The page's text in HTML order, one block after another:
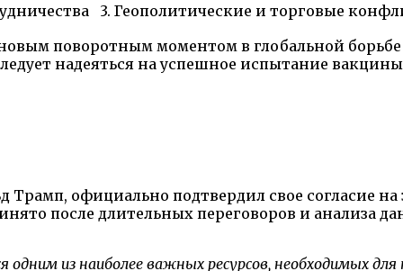
3. Геополитические и торговые
поворотным моментом в глобальной
надеяться на успешное испытание
официально подтвердил свое согласие на
после длительных переговоров и анализа
из наиболее важных ресурсов, необходимых